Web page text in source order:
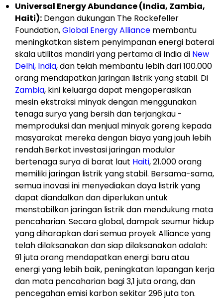
Universal Energy Abundance (India, Zambia,
Haiti): Dengan dukungan The Rockefeller
Foundation,Global Energy Alliance membantu
meningkatkan sistem penyimpanan energi baterai
skala utilitas mandiri yang pertama di India di New
Delhi, India, dan telah membantu lebih dari 100.000
orang mendapatkan jaringan listrik yang stabil. Di
Zambia, kini keluarga dapat mengoperasikan
mesin ekstraksi minyak dengan menggunakan
tenaga surya yang bersih dan terjangkau -
memproduksi dan menjual minyak goreng kepada
masyarakat mereka dengan biaya yang jauh lebih
rendah.Berkat investasi jaringan modular
bertenaga surya di barat laut Haiti, 21.000 orang
memiliki jaringan listrik yang stabil. Bersama-sama,
semua inovasi ini menyediakan daya listrik yang
dapat diandalkan dan diperlukan untuk
menstabilkan jaringan listrik dan mendukung mata
pencaharian. Secara global, dampak seumur hidup
yang diharapkan dari semua proyek Alliance yang
telah dilaksanakan dan siap dilaksanakan adalah:
91 juta orang mendapatkan energi baru atau
energi yang lebih baik, peningkatan lapangan kerja
dan mata pencaharian bagi 3,1 juta orang, dan
pencegahan emisi karbon sekitar 296 juta ton.